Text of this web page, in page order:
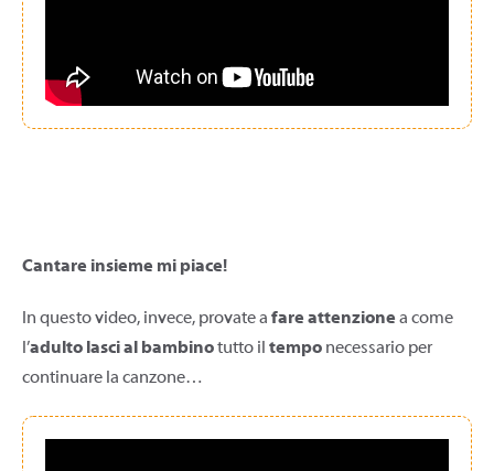
Cantare insieme mi piace!
In questo video, invece, provate a fare attenzione a come
l’adulto lasci al bambinotutto il tempo necessario per
continuare la canzone…